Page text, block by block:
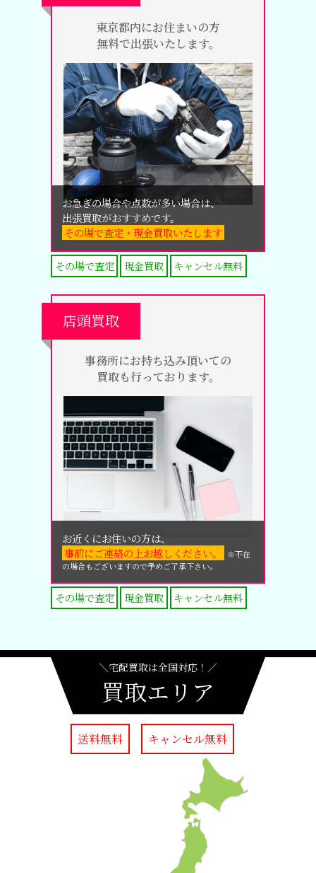
東京都内にお住まいの方
無料で出張いたします。
お急ぎの場合や点数が多い場合は、
出張買取がおすすめです。
その場で査定・現金買取いたします
その場で査定 現金買取 キャンセル無料
店頭買取
事務所にお持ち込み頂いての
買取も行っております。
お近くにお住いの方は、
事前にご連絡の上お越しください。
※不在
の場合もございますので予めご了承下さい。
その場で査定 現金買取 キャンセル無料
＼宅配買取は全国対応！／
買取エリア
送料無料 キャンセル無料